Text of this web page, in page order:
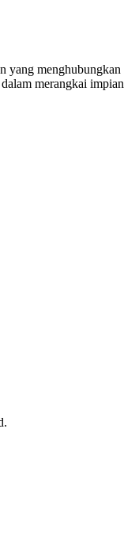
yang menghubungkan
merangkai impian